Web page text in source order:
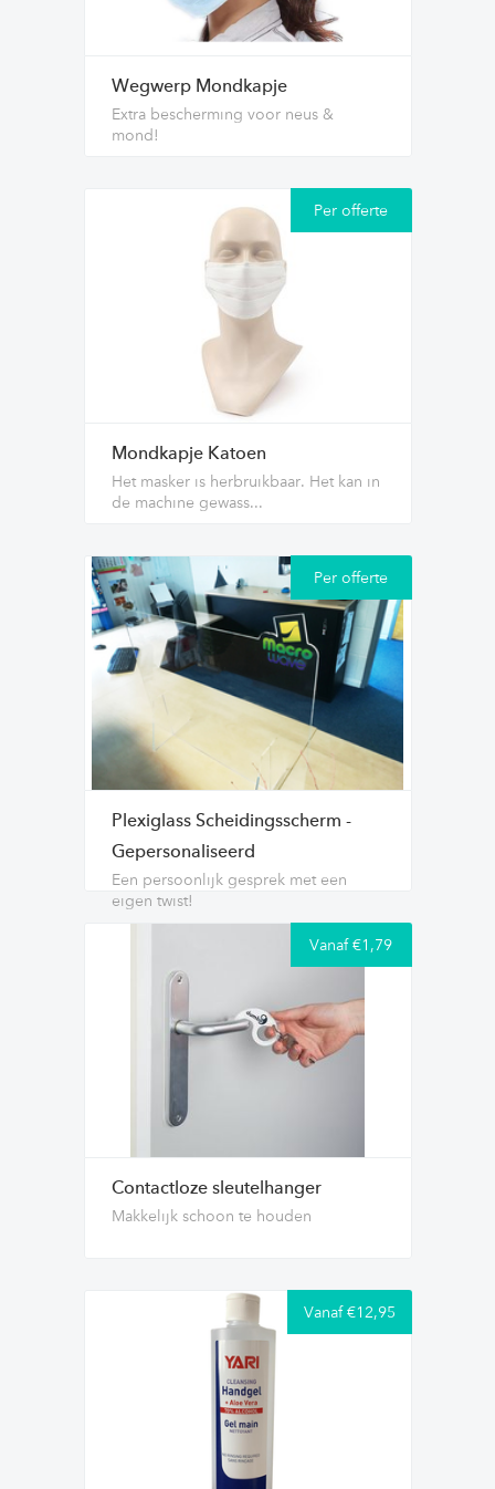
Wegwerp Mondkapje
Extra bescherming voor neus &
mond!
Per offerte
Mondkapje Katoen
Het masker is herbruikbaar. Het kan in
de machine gewass...
Per offerte
Plexiglass Scheidingsscherm -
Gepersonaliseerd
Een persoonlijk gesprek met een
eigen twist!
Vanaf €1,79
Contactloze sleutelhanger
Makkelijk schoon te houden
Vanaf €12,95